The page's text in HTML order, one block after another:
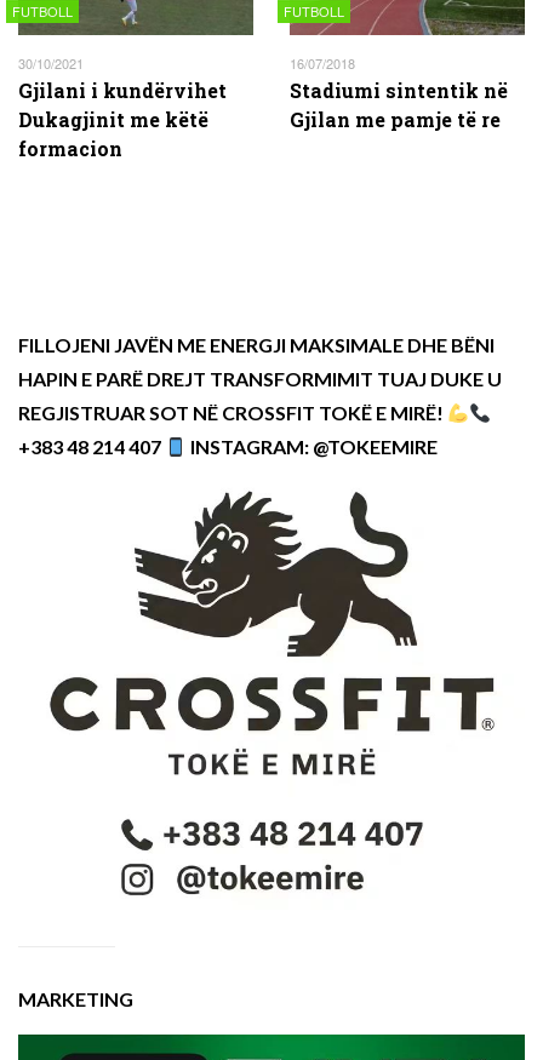
FUTBOLL
30/10/2021
Gjilani i kundërvihet
Dukagjinit me këtë
formacion
FUTBOLL
16/07/2018
Stadiumi sintentik në
Gjilan me pamje të re
FILLOJENI JAVËN ME ENERGJI MAKSIMALE DHE BËNI
HAPIN E PARË DREJT TRANSFORMIMIT TUAJ DUKE U
REGJISTRUAR SOT NË CROSSFIT TOKË E MIRË!
+383 48 214 407
INSTAGRAM: @TOKEEMIRE
MARKETING